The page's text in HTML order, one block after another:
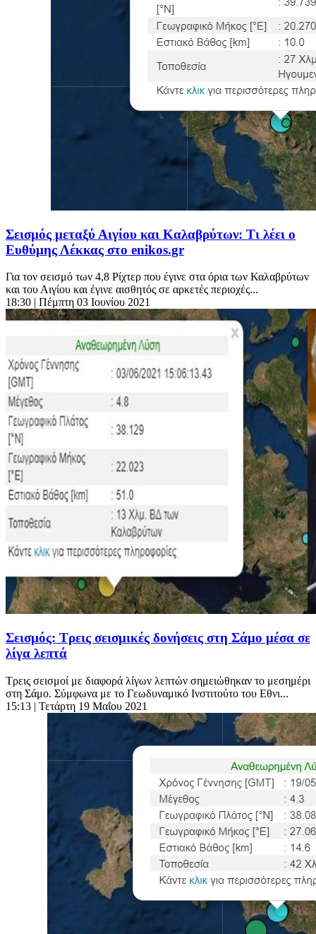
Σεισμός μεταξύ Αιγίου και Καλαβρύτων: Τι λέει ο
Ευθύμης Λέκκας στο enikos.gr
Για τον σεισμό των 4,8 Ρίχτερ που έγινε στα όρια των Καλαβρύτων
και του Αιγίου και έγινε αισθητός σε αρκετές περιοχές...
18:30 | Πέμπτη 03 Ιουνίου 2021
Σεισμός: Τρεις σεισμικές δονήσεις στη Σάμο μέσα σε
λίγα λεπτά
Τρεις σεισμοί με διαφορά λίγων λεπτών σημειώθηκαν το μεσημέρι
στη Σάμο. Σύμφωνα με το Γεωδυναμικό Ινστιτούτο του Εθνι...
15:13 | Τετάρτη 19 Μαΐου 2021